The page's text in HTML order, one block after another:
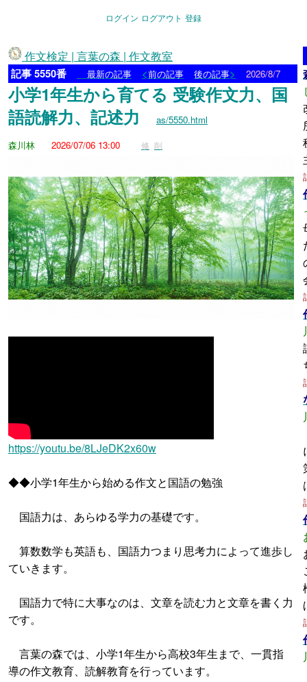
ログイン ログアウト 登録
作文検定 | 言葉の森 | 作文教室
記事 5550番 最新の記事 <前の記事 後の記事> 2026/8/7
小学1年生から育てる 受験作文力、国
語読解力、記述力
as/5550.html
森川林
2026/07/06 13:00 修 削
https://youtu.be/8LJeDK2x60w
◆◆小学1年生から始める作文と国語の勉強
国語力は、あらゆる学力の基礎です。
算数数学も英語も、国語力つまり思考力によって進歩し
ていきます。
国語力で特に大事なのは、文章を読む力と文章を書く力
です。
言葉の森では、小学1年生から高校3年生まで、一貫指
導の作文教育、読解教育を行っています。